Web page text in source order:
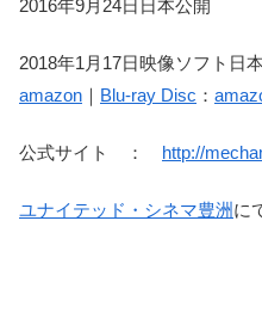
2016年9月24日日本公開
2018年1月17日映像ソフト日
amazon ｜ Blu-ray Disc ：
公式サイト ： http://
ユナイテッド・シネマ豊洲 に